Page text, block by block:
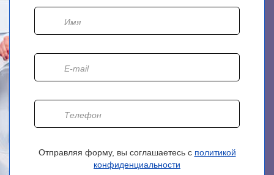
Отправляя форму, вы соглашаетесь с политикой
конфиденциальности